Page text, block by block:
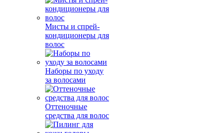
Мисты и спрей-
кондиционеры для
волос
Наборы по уходу
за волосами
Оттеночные
средства для волос